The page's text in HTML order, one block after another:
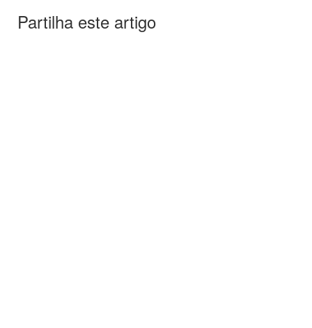
Partilha este artigo